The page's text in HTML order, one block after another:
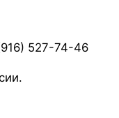
527-74-46